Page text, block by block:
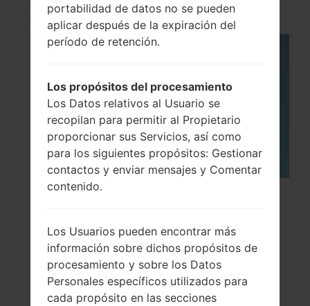
a través del menú...
portabilidad de datos no se pueden
aplicar después de la expiración del
período de retención.
Los propósitos del procesamiento
Los Datos relativos al Usuario se
recopilan para permitir al Propietario
proporcionar sus Servicios, así como
para los siguientes propósitos: Gestionar
contactos y enviar mensajes y Comentar
contenido.
Los Usuarios pueden encontrar más
información sobre dichos propósitos de
procesamiento y sobre los Datos
Personales específicos utilizados para
cada propósito en las secciones